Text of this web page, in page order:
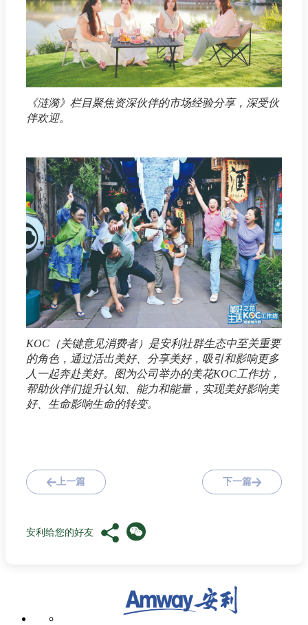
《涟漪》栏目聚焦资深伙伴的市场经验分享，深受伙
伴欢迎。
KOC（关键意见消费者）是安利社群生态中至关重要
的角色，通过活出美好、分享美好，吸引和影响更多
人一起奔赴美好。图为公司举办的美花KOC工作坊，
帮助伙伴们提升认知、能力和能量，实现美好影响美
好、生命影响生命的转变。
上一篇 下一篇
安利给您的好友